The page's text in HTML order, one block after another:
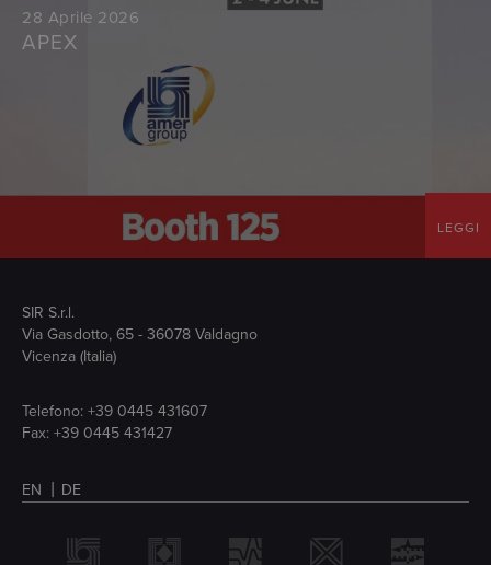
28 Aprile 2026
APEX
LEGGI
SIR S.r.l.
Via Gasdotto, 65 - 36078 Valdagno
Vicenza (Italia)
Telefono: +39 0445 431607
Fax: +39 0445 431427
EN DE